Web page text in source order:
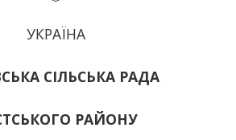
УКРАЇНА
СІЛЬСЬКА РАДА
РАЙОНУ